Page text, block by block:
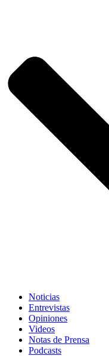
Noticias
Entrevistas
Opiniones
Videos
Notas de Prensa
Podcasts